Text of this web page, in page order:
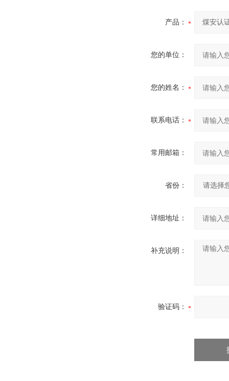
产品：
您的单位：
您的姓名：
联系电话：
常用邮箱：
省份：
详细地址：
补充说明：
验证码：